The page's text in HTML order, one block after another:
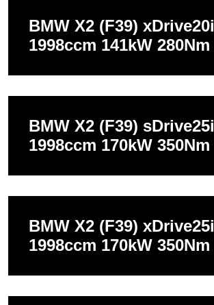
BMW X2 (F39) xDrive20i
1998ccm 141kW 280Nm
BMW X2 (F39) sDrive25i
1998ccm 170kW 350Nm
BMW X2 (F39) xDrive25i
1998ccm 170kW 350Nm